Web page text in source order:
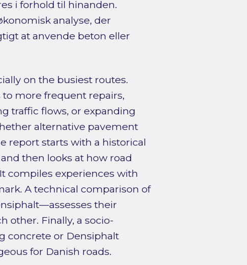
i forhold til hinanden.
analyse, der
at anvende beton eller
on the busiest routes.
more frequent repairs,
traffic flows, or expanding
alternative pavement
report starts with a historical
then looks at how road
compiles experiences with
A technical comparison of
their
other. Finally, a socio-
concrete or Densiphalt
for Danish roads.